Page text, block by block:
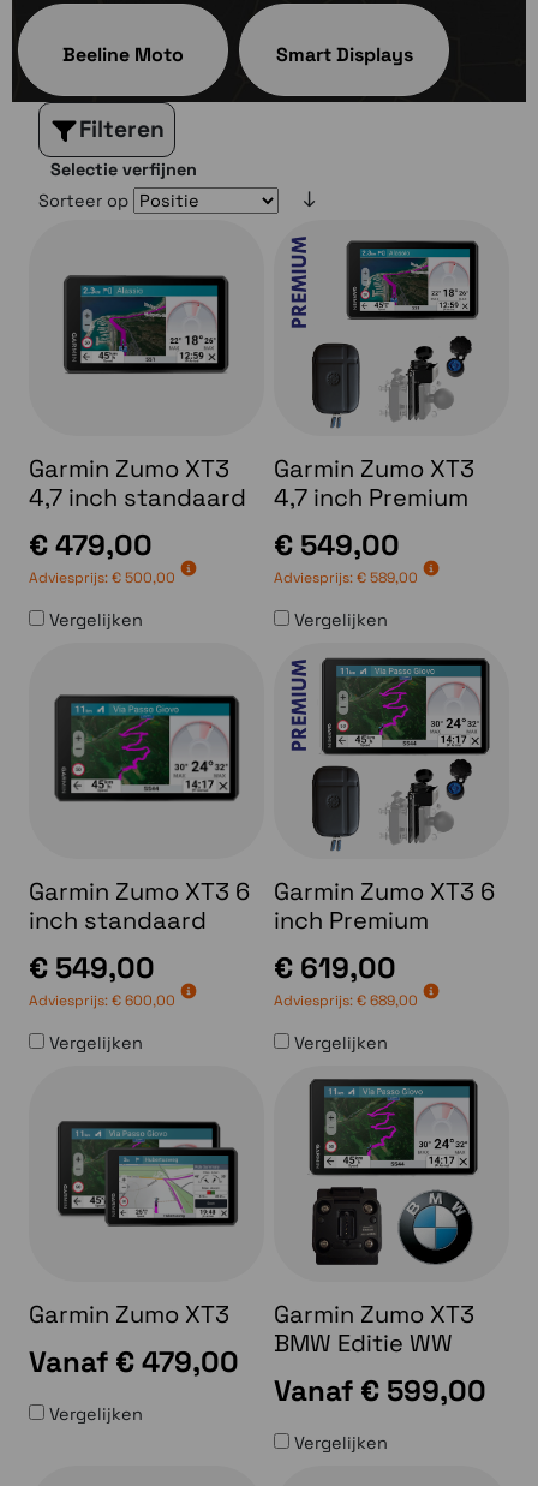
Beeline Moto Smart Displays
Filteren
Selectie verfijnen
Sorteer op
Garmin Zumo XT3
4,7 inch standaard
€ 479,00
Adviesprijs:€ 500,00
Vergelijken
Garmin Zumo XT3
4,7 inch Premium
€ 549,00
Adviesprijs:€ 589,00
Vergelijken
Garmin Zumo XT3 6
inch standaard
€ 549,00
Adviesprijs:€ 600,00
Vergelijken
Garmin Zumo XT3 6
inch Premium
€ 619,00
Adviesprijs:€ 689,00
Vergelijken
Garmin Zumo XT3
Vanaf € 479,00
Vergelijken
Garmin Zumo XT3
BMW Editie WW
Vanaf € 599,00
Vergelijken